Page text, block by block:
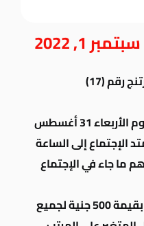
سبتمبر 1, 2022
رقم (17)
إجتمع مجلس إدارة النادي يوم الأربعاء 31 أغسطس
الإجتماع إلى الساعة
ما جاء في الإجتماع
١- صرف منحة بداية الدراسة بقيمة 500 جنية لجميع